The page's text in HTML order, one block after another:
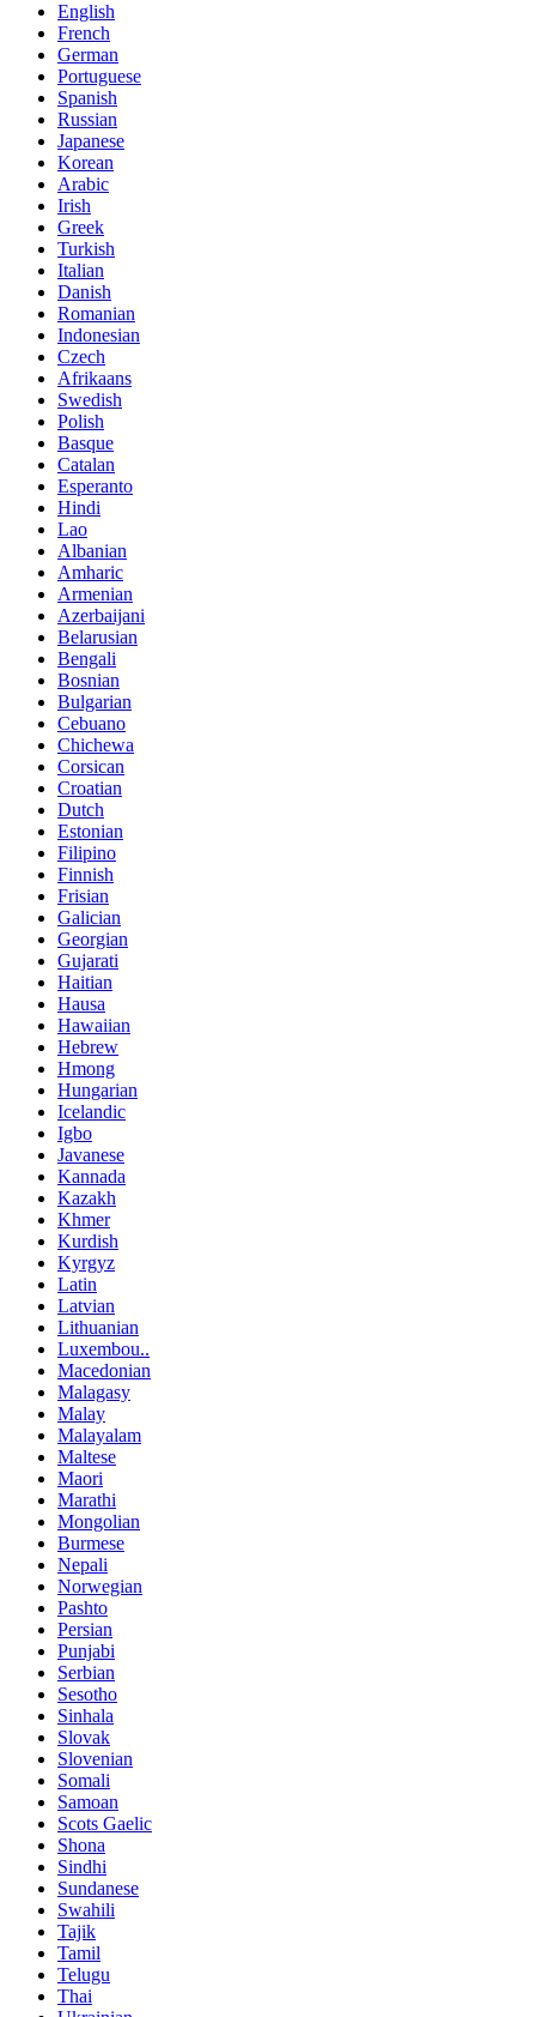
English
French
German
Portuguese
Spanish
Russian
Japanese
Korean
Arabic
Irish
Greek
Turkish
Italian
Danish
Romanian
Indonesian
Czech
Afrikaans
Swedish
Polish
Basque
Catalan
Esperanto
Hindi
Lao
Albanian
Amharic
Armenian
Azerbaijani
Belarusian
Bengali
Bosnian
Bulgarian
Cebuano
Chichewa
Corsican
Croatian
Dutch
Estonian
Filipino
Finnish
Frisian
Galician
Georgian
Gujarati
Haitian
Hausa
Hawaiian
Hebrew
Hmong
Hungarian
Icelandic
Igbo
Javanese
Kannada
Kazakh
Khmer
Kurdish
Kyrgyz
Latin
Latvian
Lithuanian
Luxembou..
Macedonian
Malagasy
Malay
Malayalam
Maltese
Maori
Marathi
Mongolian
Burmese
Nepali
Norwegian
Pashto
Persian
Punjabi
Serbian
Sesotho
Sinhala
Slovak
Slovenian
Somali
Samoan
Scots Gaelic
Shona
Sindhi
Sundanese
Swahili
Tajik
Tamil
Telugu
Thai